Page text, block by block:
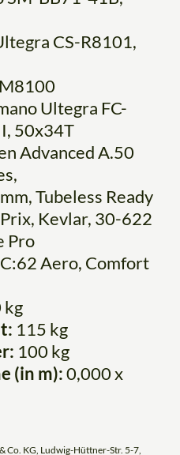
CS-R8101,
Ultegra FC-
50x34T
Advanced A.50
Tubeless Ready
Kevlar, 30-622
Pro
Aero, Comfort
kg
115 kg
100 kg
(in m):0,000 x
Co. KG, Ludwig-Hüttner-Str. 5-7,